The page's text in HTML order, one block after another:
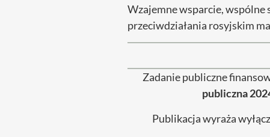
Wzajemne wsparcie,
przeciwdziałania rosyjskim
Zadanie publiczne
publiczna
Publikacja wyraża